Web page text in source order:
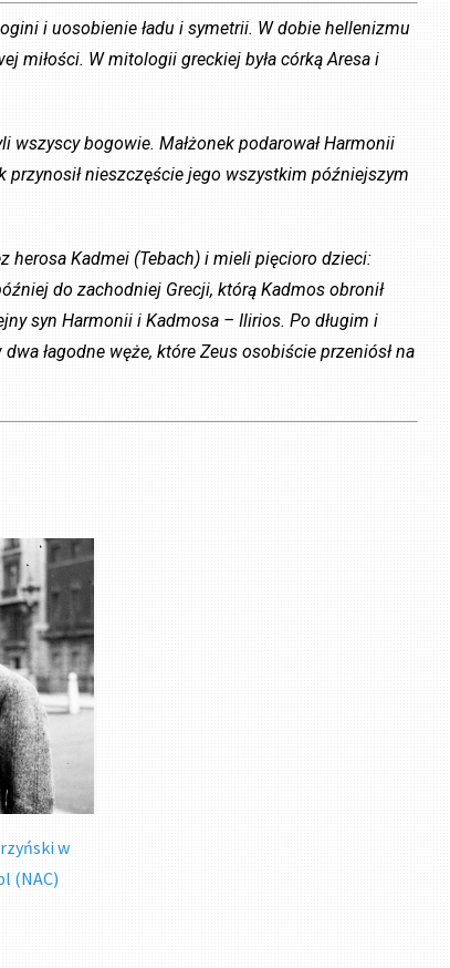
i uosobienie ładu i symetrii. W dobie hellenizmu
miłości. W mitologii greckiej była córką Aresa i
wszyscy bogowie. Małżonek podarował Harmonii
przynosił nieszczęście jego wszystkim późniejszym
herosa Kadmei (Tebach) i mieli pięcioro dzieci:
do zachodniej Grecji, którą Kadmos obronił
syn Harmonii i Kadmosa – Ilirios. Po długim i
łagodne węże, które Zeus osobiście przeniósł na
w
(NAC)